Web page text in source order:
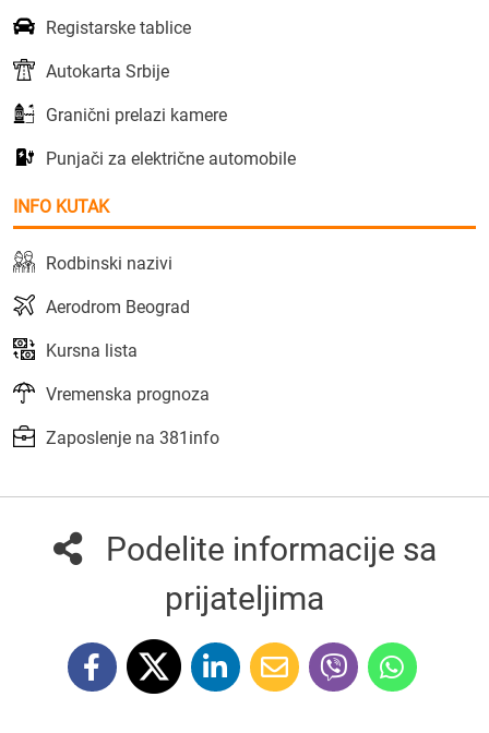
Registarske tablice
Autokarta Srbije
Granični prelazi kamere
Punjači za električne automobile
INFO KUTAK
Rodbinski nazivi
Aerodrom Beograd
Kursna lista
Vremenska prognoza
Zaposlenje na 381info
Podelite informacije sa
prijateljima